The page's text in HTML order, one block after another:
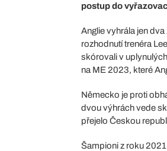
postup do
Anglie vyhrála jen
rozhodnutí trenéra
skórovali v
na ME 2023, které
Německo je proti
dvou výhrách vede
přejelo Českou
Šampioni z roku